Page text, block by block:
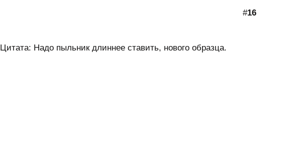
#16
Цитата: Надо пыльник длиннее ставить, нового образца.